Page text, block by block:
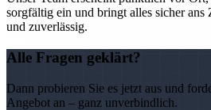
sorgfältig ein und bringt alles sicher ans
und zuverlässig.
Alle Fragen geklärt?
Dann probieren Sie es jetzt aus und
Angebot an – ganz unverbindlich.